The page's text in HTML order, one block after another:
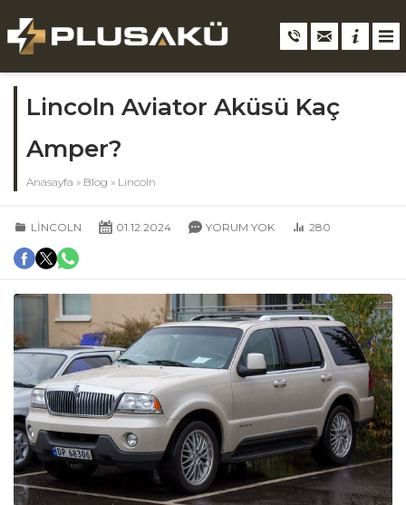
Lincoln Aviator Aküsü Kaç
Amper?
Anasayfa » Blog » Lincoln
LINCOLN 01.12.2024 YORUM YOK 280